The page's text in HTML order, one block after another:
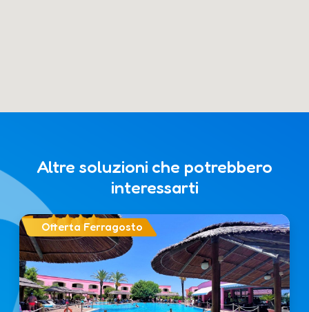
Altre soluzioni che potrebbero
interessarti
Offerta Ferragosto